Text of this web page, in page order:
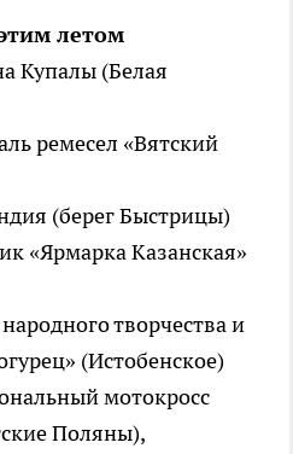
летом
Купалы (Белая
ремесел «Вятский
(берег Быстрицы)
«Ярмарка Казанская»
творчества и
(Истобенское)
мотокросс
Поляны),